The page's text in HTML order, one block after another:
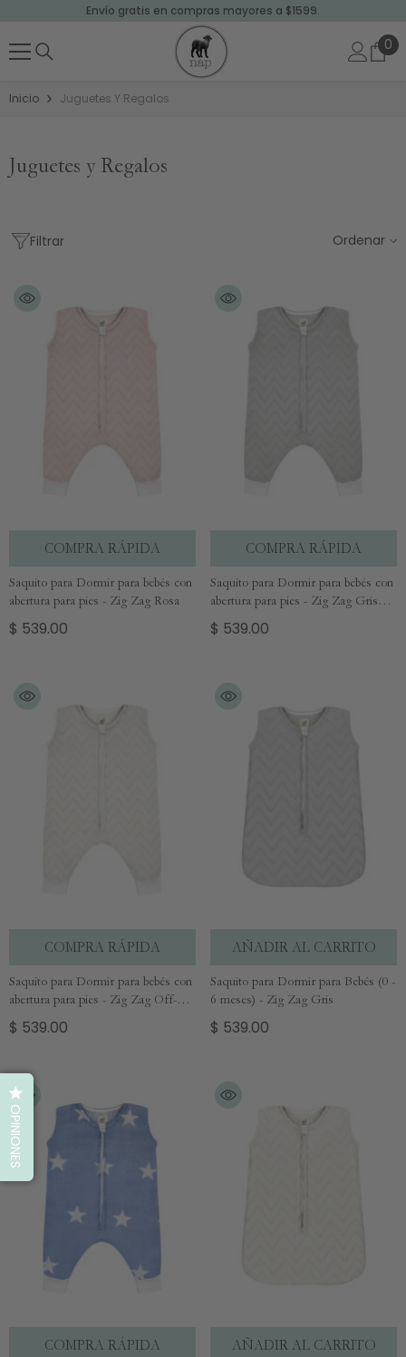
SALTAR AL CONTENIDO
Envío gratis en compras mayores a $1599.
00
Inicio Juguetes Y Regalos
Juguetes y Regalos
Filtrar Ordenar
COMPRA RÁPIDA
Saquito para Dormir para bebés con
abertura para pies - Zig Zag Rosa
$ 539.00
COMPRA RÁPIDA
Saquito para Dormir para bebés con
abertura para pies - Zig Zag Gris
Perla
$ 539.00
COMPRA RÁPIDA
Saquito para Dormir para bebés con
abertura para pies - Zig Zag Off-
White
$ 539.00
AÑADIR AL CARRITO
Saquito para Dormir para Bebés (0 -
6 meses) - Zig Zag Gris
$ 539.00
COMPRA RÁPIDA AÑADIR AL CARRITO
OPINIONES